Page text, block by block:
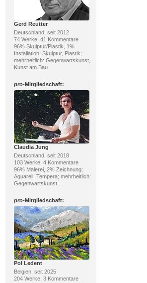
Gerd Reutter
Deutschland, seit 2012
74 Werke, 41 Kommentare
96% Skulptur/Plastik, 1%
Installation; Skulptur, Plastik;
mehrheitlich: Gegenwartskunst,
Kunst am Bau
pro-Mitgliedschaft:
Claudia Jung
Deutschland, seit 2018
103 Werke, 4 Kommentare
96% Malerei, 2% Zeichnung;
Aquarell, Tempera; mehrheitlich:
Gegenwartskunst
pro-Mitgliedschaft:
Pol Ledent
Belgien, seit 2025
204 Werke, 3 Kommentare